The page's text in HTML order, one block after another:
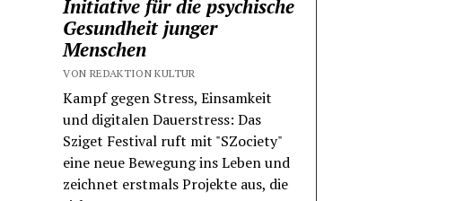
Initiative für die psychische
Gesundheit junger
Menschen
VON REDAKTION KULTUR
Kampf gegen Stress, Einsamkeit
und digitalen Dauerstress: Das
Sziget Festival ruft mit "SZociety"
eine neue Bewegung ins Leben und
zeichnet erstmals Projekte aus, die